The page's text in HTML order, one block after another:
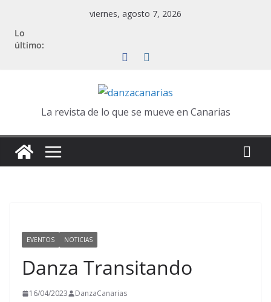
contenido
viernes, agosto 7, 2026
Lo
último:
La revista de lo que se mueve en Canarias
EVENTOS NOTICIAS
Danza Transitando
16/04/2023 DanzaCanarias